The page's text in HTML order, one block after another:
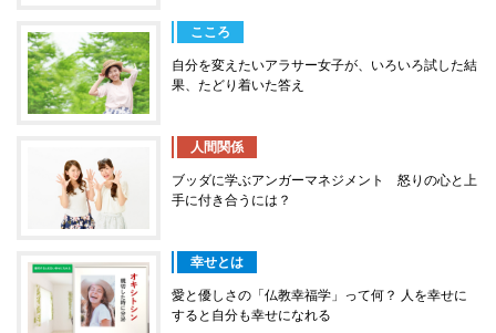
こころ
自分を変えたいアラサー女子が、いろいろ試した結
果、たどり着いた答え
人間関係
ブッダに学ぶアンガーマネジメント 怒りの心と上
手に付き合うには？
幸せとは
愛と優しさの「仏教幸福学」って何？ 人を幸せに
すると自分も幸せになれる